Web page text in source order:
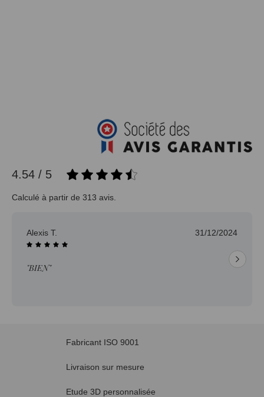
4.54 / 5
Calculé à partir de 313 avis.
Alexis T. 31/12/2024
"BIEN"
Fabricant ISO 9001
Livraison sur mesure
Etude 3D personnalisée